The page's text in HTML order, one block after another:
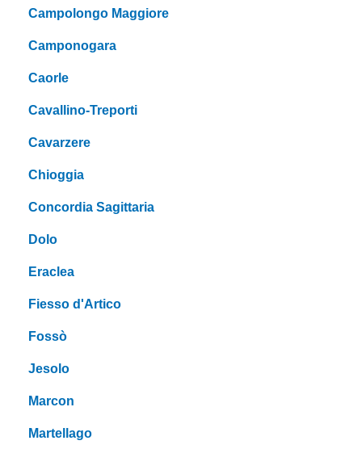
Campolongo Maggiore
Camponogara
Caorle
Cavallino-Treporti
Cavarzere
Chioggia
Concordia Sagittaria
Dolo
Eraclea
Fiesso d'Artico
Fossò
Jesolo
Marcon
Martellago